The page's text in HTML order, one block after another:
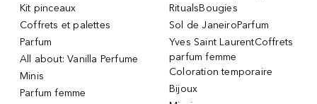
Kit pinceaux
Coffrets et palettes
Parfum
All about: Vanilla Perfume
Minis
Parfum femme
RitualsBougies
Sol de JaneiroParfum
Yves Saint LaurentCoffrets
parfum femme
Coloration temporaire
Bijoux